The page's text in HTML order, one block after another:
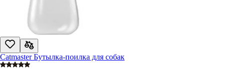
Catmaster Бутылка-поилка для собак